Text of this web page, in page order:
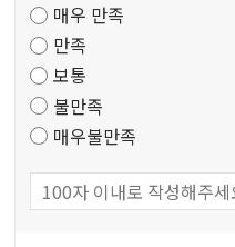
도
조
사
매우 만족
만족
보통
불만족
매우불만족